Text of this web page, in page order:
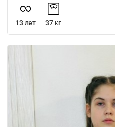
13 лет 37 кг